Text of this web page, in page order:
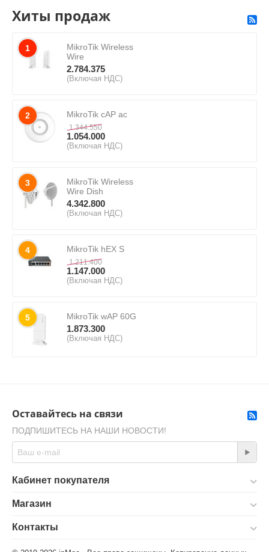
Хиты продаж
1
MikroTik Wireless
Wire
2.784.375
(Включая НДС)
2 MikroTik cAP ac
1.344.550
1.054.000
(Включая НДС)
3
MikroTik Wireless
Wire Dish
4.342.800
(Включая НДС)
4 MikroTik hEX S
1.211.400
1.147.000
(Включая НДС)
5 MikroTik wAP 60G
1.873.300
(Включая НДС)
Оставайтесь на связи
ПОДПИШИТЕСЬ НА НАШИ НОВОСТИ!
Кабинет покупателя
Магазин
Контакты